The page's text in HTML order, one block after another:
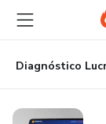
para
conteúdo
principal
para
pagamento
para
rodapé